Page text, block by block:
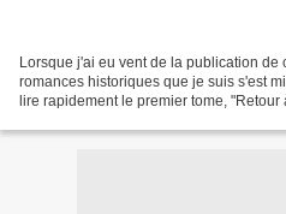
Lorsque j'ai eu vent de la publication de
romances historiques que je suis s'est
lire rapidement le premier tome, "Retour